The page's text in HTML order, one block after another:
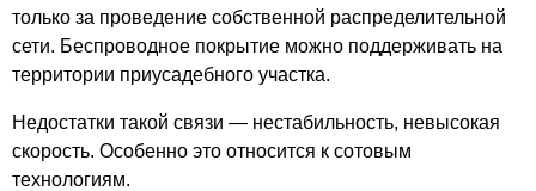
Сити
Ским
Славянский
Смирновский
Смоленский пассаж
только за проведение собственной распределительной
сети. Беспроводное покрытие можно поддерживать на
территории приусадебного участка.
Недостатки такой связи — нестабильность, невысокая
скорость. Особенно это относится к сотовым
технологиям.